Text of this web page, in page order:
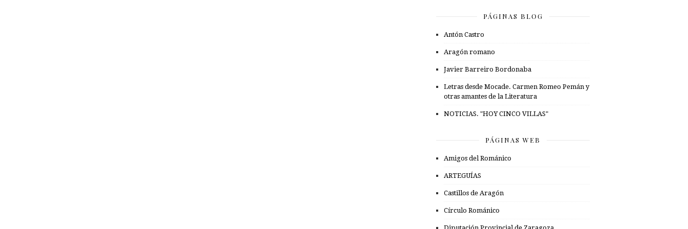
PÁGINAS BLOG
Antón Castro
Aragón romano
Javier Barreiro Bordonaba
Letras desde Mocade. Carmen Romeo Pemán y
otras amantes de la Literatura
NOTICIAS. "HOY CINCO VILLAS"
PÁGINAS WEB
Amigos del Románico
ARTEGUÍAS
Castillos de Aragón
Círculo Románico